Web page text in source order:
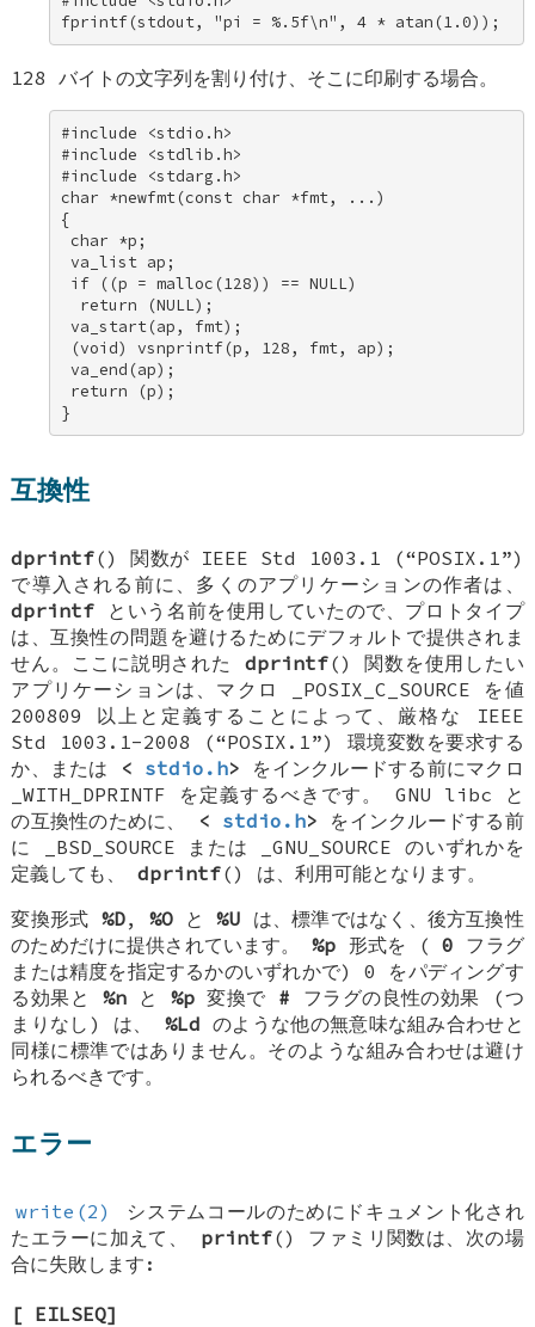
fprintf(stdout, "pi = %.5f\n", 4 * atan(1.0));
128 バイトの文字列を割り付け、そこに印刷する場合。
#include <stdio.h>
#include <stdlib.h>
#include <stdarg.h>
char *newfmt(const char *fmt, ...)
{
char *p;
va_list ap;
if ((p = malloc(128)) == NULL)
  return (NULL);
va_start(ap, fmt);
(void) vsnprintf(p, 128, fmt, ap);
va_end(ap);
return (p);
}
互換性
dprintf() 関数が IEEE Std 1003.1 (“POSIX.1”)
で導入される前に、多くのアプリケーションの作者は、
dprintf という名前を使用していたので、プロトタイプ
は、互換性の問題を避けるためにデフォルトで提供されま
せん。ここに説明された dprintf() 関数を使用したい
アプリケーションは、マクロ
_POSIX_C_SOURCE を値
200809 以上と定義することによって、厳格な IEEE
Std 1003.1-2008 (“POSIX.1”) 環境変数を要求する
か、または
< stdio.h> をインクルードする前にマクロ
_WITH_DPRINTF を定義するべきです。 GNU libc と
の互換性のために、
< stdio.h> をインクルードする前
に
_BSD_SOURCE または _GNU_SOURCE のいずれかを
定義しても、dprintf() は、利用可能となります。
変換形式 %D, %Oと%U は、標準ではなく、後方互換性
のためだけに提供されています。%p 形式を (0 フラグ
または精度を指定するかのいずれかで) 0 をパディングす
る効果と %nと %p変換で # フラグの良性の効果 (つ
まりなし) は、 %Ld のような他の無意味な組み合わせと
同様に標準ではありません。そのような組み合わせは避け
られるべきです。
エラー
write(2)
システムコールのためにドキュメント化され
たエラーに加えて、 printf() ファミリ関数は、次の場
合に失敗します:
[ EILSEQ]